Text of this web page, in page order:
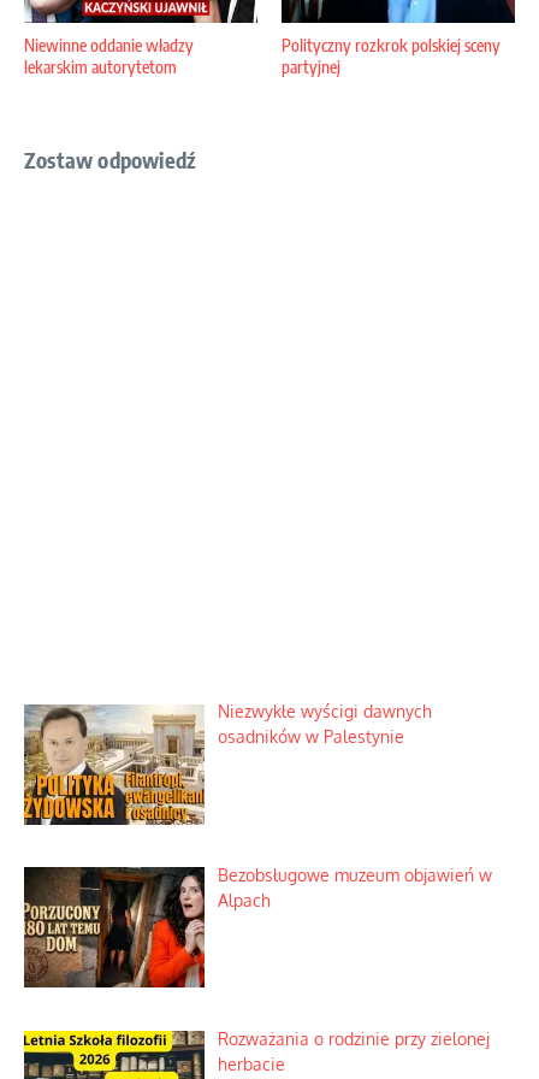
Niewinne oddanie władzy
lekarskim autorytetom
Polityczny rozkrok polskiej sceny
partyjnej
Zostaw odpowiedź
Niezwykłe wyścigi dawnych
osadników w Palestynie
Bezobsługowe muzeum objawień w
Alpach
Rozważania o rodzinie przy zielonej
herbacie